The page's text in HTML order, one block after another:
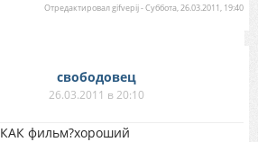
Отредактировалgifvepij-Суббота, 26.03.2011, 19:40
свободовец
26.03.2011 в 20:10
КАК фильм?хороший